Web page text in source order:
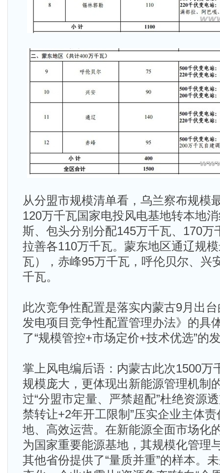
从分盟市规模清单看，乌兰察布规模
120万千瓦国家电投风电基地转本地
斯、包头分别分配145万千瓦、170万
拉善各110万千瓦。蒙东地区通辽规
瓦），赤峰95万千瓦，呼伦贝尔、兴
千瓦。
此次竞争性配置是落实内蒙古9月出
发电项目竞争性配置管理办法》的具
了“规模管控+市场定价+技术优选”的
掌上风电编后语：内蒙古此次1500万
规模庞大，更体现出新能源管理机制
过“分盟市定量、严禁超配”杜绝资源
禁转让+2年开工限制”压实企业主体
地、高效运营。在新能源全面市场化
为国家重要能源基地，其规模化管理
其他省份提供了“量质并重”的样本。